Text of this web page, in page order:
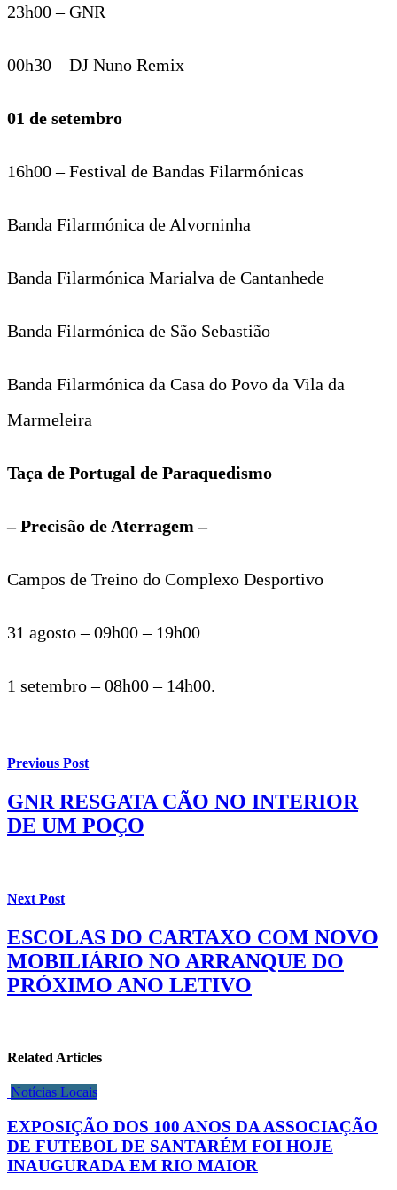
23h00 – GNR
00h30 – DJ Nuno Remix
01 de setembro
16h00 – Festival de Bandas Filarmónicas
Banda Filarmónica de Alvorninha
Banda Filarmónica Marialva de Cantanhede
Banda Filarmónica de São Sebastião
Banda Filarmónica da Casa do Povo da Vila da
Marmeleira
Taça de Portugal de Paraquedismo
– Precisão de Aterragem –
Campos de Treino do Complexo Desportivo
31 agosto – 09h00 – 19h00
1 setembro – 08h00 – 14h00.
Previous Post
GNR RESGATA CÃO NO INTERIOR
DE UM POÇO
Next Post
ESCOLAS DO CARTAXO COM NOVO
MOBILIÁRIO NO ARRANQUE DO
PRÓXIMO ANO LETIVO
Related Articles
Notícias Locais
EXPOSIÇÃO DOS 100 ANOS DA ASSOCIAÇÃO
DE FUTEBOL DE SANTARÉM FOI HOJE
INAUGURADA EM RIO MAIOR